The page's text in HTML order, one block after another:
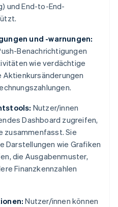
und End-to-End-
und -warnungen:
Benachrichtigungen
wie verdächtige
Nutzer/innen
Dashboard zugreifen,
zusammenfasst. Sie
Darstellungen wie Grafiken
die Ausgabenmuster,
Finanzkennzahlen
Nutzer/innen können